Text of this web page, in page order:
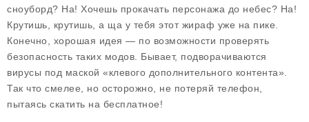
сноуборд? На! Хочешь прокачать персонажа до небес? На!
Крутишь, крутишь, а ща у тебя этот жираф уже на пике.
Конечно, хорошая идея — по возможности проверять
безопасность таких модов. Бывает, подворачиваются
вирусы под маской «клевого дополнительного контента».
Так что смелее, но осторожно, не потеряй телефон,
пытаясь скатить на бесплатное!